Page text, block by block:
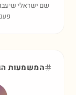
שם ישראלי
המשמעות